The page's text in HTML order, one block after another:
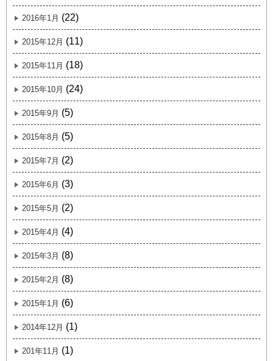
2016年1月 (22)
2015年12月 (11)
2015年11月 (18)
2015年10月 (24)
2015年9月 (5)
2015年8月 (5)
2015年7月 (2)
2015年6月 (3)
2015年5月 (2)
2015年4月 (4)
2015年3月 (8)
2015年2月 (8)
2015年1月 (6)
2014年12月 (1)
201年11月 (1)